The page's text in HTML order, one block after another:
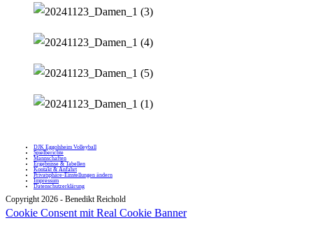
DJK Eggolsheim Volleyball
Spielberichte
Mannschaften
Ergebnisse & Tabellen
Kontakt & Anfahrt
Privatsphäre-Einstellungen ändern
Impressum
Datenschutzerklärung
Copyright 2026 - Benedikt Reichold
Cookie Consent mit Real Cookie Banner